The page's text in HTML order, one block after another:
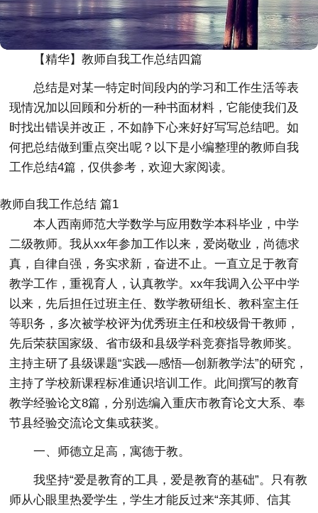
【精华】教师自我工作总结四篇
总结是对某一特定时间段内的学习和工作生活等表
现情况加以回顾和分析的一种书面材料，它能使我们及
时找出错误并改正，不如静下心来好好写写总结吧。如
何把总结做到重点突出呢？以下是小编整理的教师自我
工作总结4篇，仅供参考，欢迎大家阅读。
教师自我工作总结 篇1
本人西南师范大学数学与应用数学本科毕业，中学
二级教师。我从xx年参加工作以来，爱岗敬业，尚德求
真，自律自强，务实求新，奋进不止。一直立足于教育
教学工作，重视育人，认真教学。xx年我调入公平中学
以来，先后担任过班主任、数学教研组长、教科室主任
等职务，多次被学校评为优秀班主任和校级骨干教师，
先后荣获国家级、省市级和县级学科竞赛指导教师奖。
主持主研了县级课题“实践—感悟—创新教学法”的研究，
主持了学校新课程标准通识培训工作。此间撰写的教育
教学经验论文8篇，分别选编入重庆市教育论文大系、奉
节县经验交流论文集或获奖。
一、师德立足高，寓德于教。
我坚持“爱是教育的工具，爱是教育的基础”。只有教
师从心眼里热爱学生，学生才能反过来“亲其师、信其